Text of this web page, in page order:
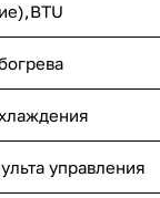
управления